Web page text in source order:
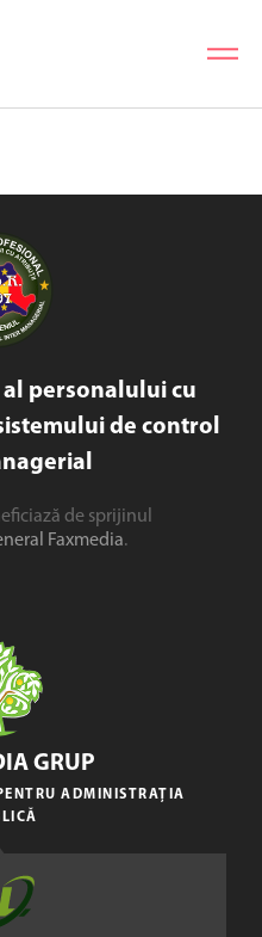
personalului cu
de control
de sprijinul
Faxmedia.
GRUP
ADMINISTRAȚIA